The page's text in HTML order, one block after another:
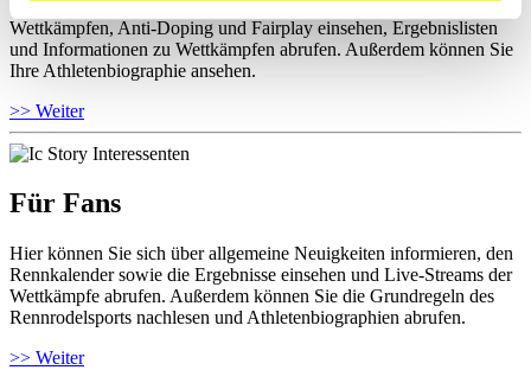
Hier können Sie das aktuelle Regelwerk sowie Richtlinien zu
Wettkämpfen, Anti-Doping und Fairplay einsehen, Ergebnislisten
und Informationen zu Wettkämpfen abrufen. Außerdem können Sie
Ihre Athletenbiographie ansehen.
>> Weiter
Für Fans
Hier können Sie sich über allgemeine Neuigkeiten informieren, den
Rennkalender sowie die Ergebnisse einsehen und Live-Streams der
Wettkämpfe abrufen. Außerdem können Sie die Grundregeln des
Rennrodelsports nachlesen und Athletenbiographien abrufen.
>> Weiter